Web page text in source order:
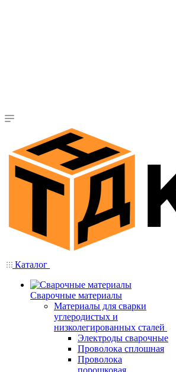
Каталог
Сварочные материалы
Материалы для сварки
углеродистых и
низколегированных сталей
Электроды сварочные
Проволока сплошная
Проволока
порошковая